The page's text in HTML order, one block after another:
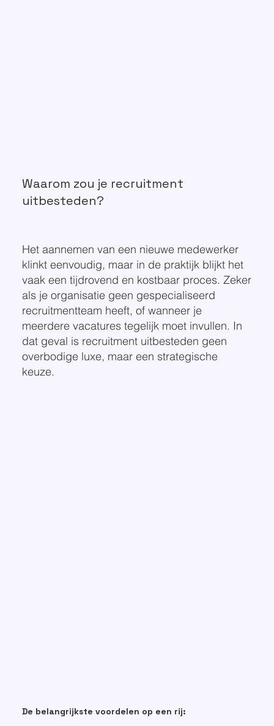
Waarom zou je recruitment
uitbesteden?
Het aannemen van een nieuwe medewerker
klinkt eenvoudig, maar in de praktijk blijkt het
vaak een tijdrovend en kostbaar proces. Zeker
als je organisatie geen gespecialiseerd
recruitmentteam heeft, of wanneer je
meerdere vacatures tegelijk moet invullen. In
dat geval is recruitment uitbesteden geen
overbodige luxe, maar een strategische
keuze.
De belangrijkste voordelen op een rij: